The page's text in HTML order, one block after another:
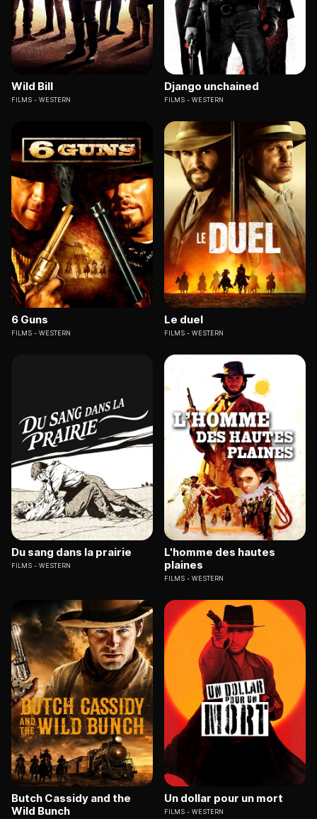
Wild Bill
FILMS WESTERN
Django unchained
FILMS WESTERN
6 Guns
FILMS WESTERN
Le duel
FILMS WESTERN
Du sang dans la prairie
FILMS WESTERN
L'homme des hautes
plaines
FILMS WESTERN
Butch Cassidy and the
Wild Bunch
Un dollar pour un mort
FILMS WESTERN